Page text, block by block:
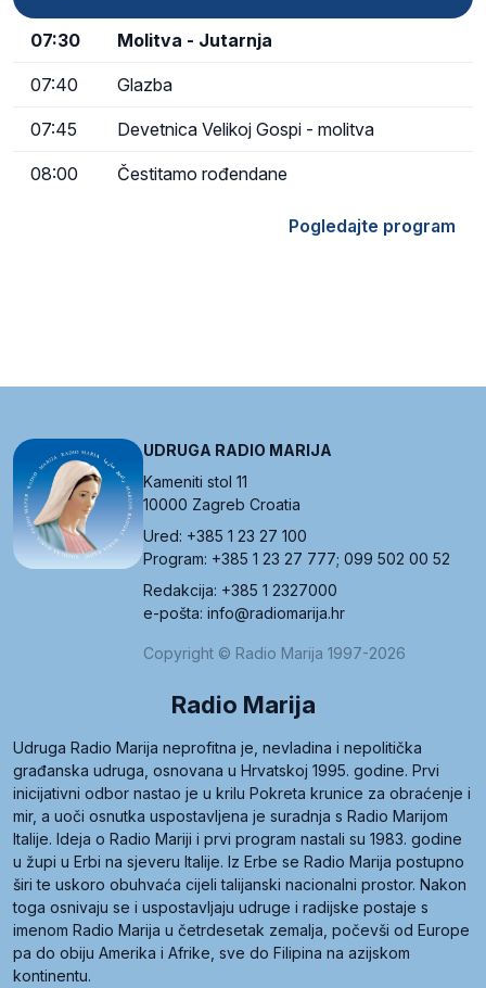
07:30 Molitva - Jutarnja
07:40 Glazba
07:45 Devetnica Velikoj Gospi - molitva
08:00 Čestitamo rođendane
Pogledajte program
UDRUGA RADIO MARIJA
Kameniti stol 11
10000 Zagreb Croatia
Ured: +385 1 23 27 100
Program: +385 1 23 27 777; 099 502 00 52
Redakcija: +385 1 2327000
e-pošta: info@radiomarija.hr
Copyright © Radio Marija 1997-2026
Radio Marija
Udruga Radio Marija neprofitna je, nevladina i nepolitička
građanska udruga, osnovana u Hrvatskoj 1995. godine. Prvi
inicijativni odbor nastao je u krilu Pokreta krunice za obraćenje i
mir, a uoči osnutka uspostavljena je suradnja s Radio Marijom
Italije. Ideja o Radio Mariji i prvi program nastali su 1983. godine
u župi u Erbi na sjeveru Italije. Iz Erbe se Radio Marija postupno
širi te uskoro obuhvaća cijeli talijanski nacionalni prostor. Nakon
toga osnivaju se i uspostavljaju udruge i radijske postaje s
imenom Radio Marija u četrdesetak zemalja, počevši od Europe
pa do obiju Amerika i Afrike, sve do Filipina na azijskom
kontinentu.